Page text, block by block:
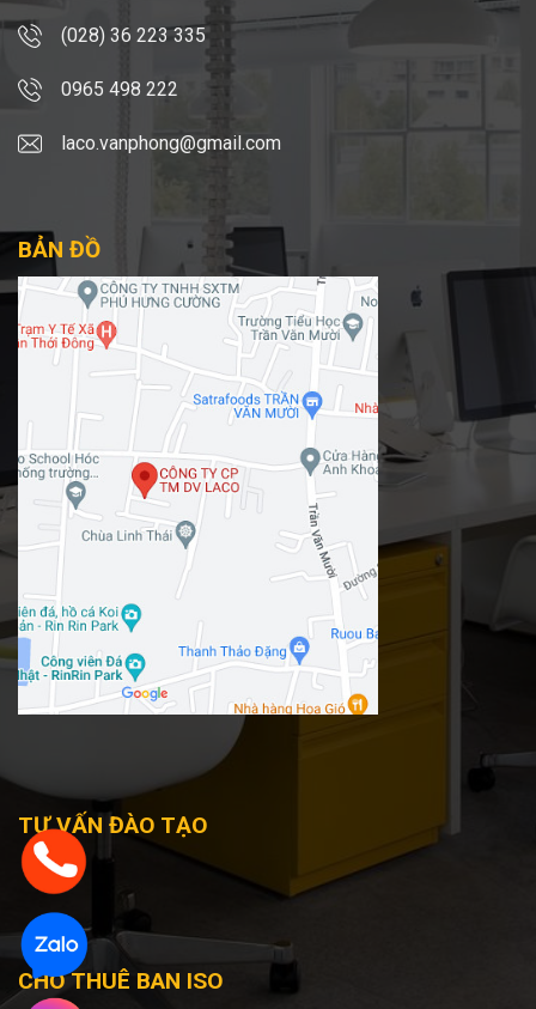
(028) 36 223 335
0965 498 222
laco.vanphong@gmail.com
BẢN ĐỒ
TƯ VẤN ĐÀO TẠO
CHO THUÊ BAN ISO